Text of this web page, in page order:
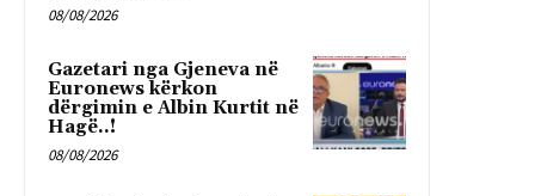
08/08/2026
Gazetari nga Gjeneva në
Euronews kërkon
dërgimin e Albin Kurtit në
Hagë..!
08/08/2026